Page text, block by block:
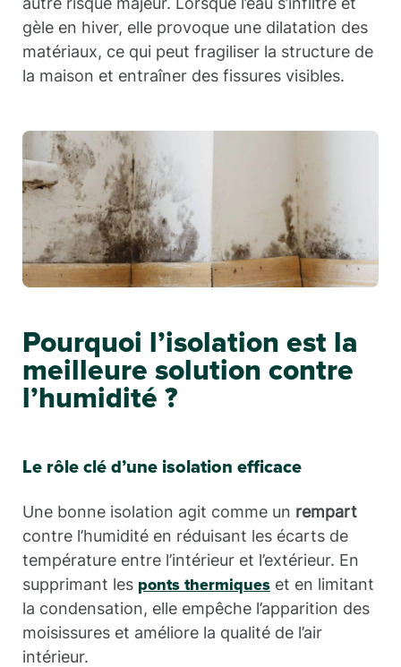
gèle en hiver, elle provoque une dilatation des
matériaux, ce qui peut fragiliser la structure de
la maison et entraîner des fissures visibles.
Pourquoi l’isolation est la
meilleure solution contre
l’humidité ?
Le rôle clé d’une isolation efficace
Une bonne isolation agit comme un rempart
contre l’humidité en réduisant les écarts de
température entre l’intérieur et l’extérieur. En
supprimant les ponts thermiques et en limitant
la condensation, elle empêche l’apparition des
moisissures et améliore la qualité de l’air
intérieur.